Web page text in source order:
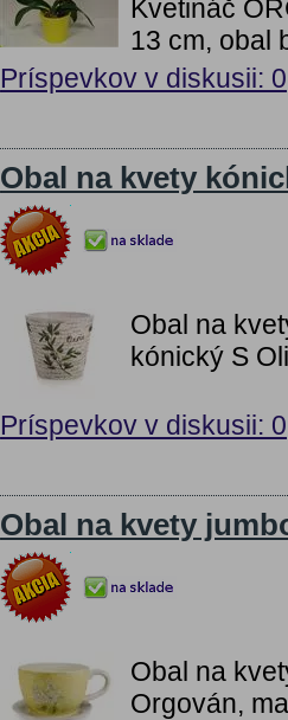
Kvetináč
13 cm, obal
Príspevkov v diskusii: 0
Obal na kvety
Obal na
kónický S
Príspevkov v diskusii: 0
Obal na kvety
Obal na
Orgován,